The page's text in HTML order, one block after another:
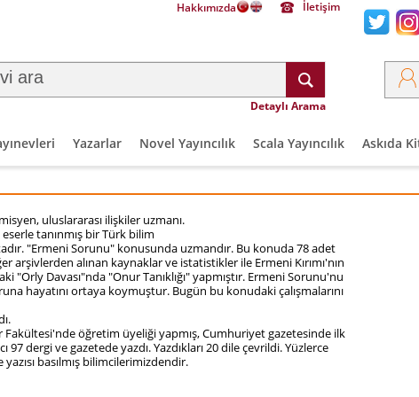
Hakkımızda İletişim
Detaylı Arama
Yazarlar Novel Yayıncılık Scala Yayıncılık Askıda
uluslararası ilişkiler uzmanı.
tanınmış bir Türk bilim
"Ermeni Sorunu" konusunda uzmandır. Bu konuda 78 adet
arşivlerden alınan kaynaklar ve istatistikler ile Ermeni Kırımı'nın
"Orly Davası"nda "Onur Tanıklığı" yapmıştır. Ermeni Sorunu'nu
hayatını ortaya koymuştur. Bugün bu konudaki çalışmalarını
Fakültesi'nde öğretim üyeliği yapmış, Cumhuriyet gazetesinde ilk
dergi ve gazetede yazdı. Yazdıkları 20 dile çevrildi. Yüzlerce
basılmış bilimcilerimizdendir.